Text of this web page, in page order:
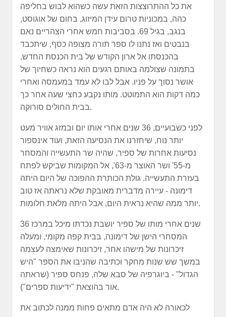
את כל ההתרוצצות הזאת עשה כשהוא לבוש בחליפה
כהה, במכוניות טרום עידן המיזוג, בחום של אוגוסט,
בנגב, בגיל 69. בסביבות חמש אחרי הצהריים נאם
בנבטים ואז נתנו לו ספר תורה מצופה כסף, שיתכבד
בהכנסתו אל ארון הקודש של בית הכנסת החדש.
בתמונה שצולמה באותם רגעים הוא נראה כשחיוך של
אושר נסוך על פניו. אבל לבו לא עמד במעמסה ואחרי
כמה דקות הוא התמוטט. מותו נקבע כחצי שעה אחר כך
בבית החולים סורוקה.
לפני כשבועיים, 36 שנים אחרי אותו יום ובמזג אוויר מעט
יותר נוח, שיחזרנו את הנסיעה הזאת, ועוד אינספור
נסיעות אחרות של ספיר, שהיה שר התעשייה והמסחר
מ-55' ושר האוצר מ-63', אל המקומות שביקש לפתח
בעזרת התעשייה. גולת הכותרת ההפוכה של היום היתה
דימונה - עיירה מדברית מאובקת שלא נראתה אז טוב
יותר ממה שהיא נראית היום, אבל היתה מלאת חלומות.
36 שנים אחרי מותו של ספיר יושבת נכדתו מיכל במרכז
המסחרי הישן של דימונה, בבית קפה מקומי, ומעלה
זיכרונות של מישהו אחר, זיכרונות שאימצה לעצמה
במשך שש שנות מחקר וכתיבה שהניבו את הספר "היש
הגדול" - ביוגרפיה של סבא שלה, פנחס ספיר (שראתה
אור בהוצאת "ידיעות ספרים").
לכאורה לא היה אדם מתאים פחות ממנה לכתוב את